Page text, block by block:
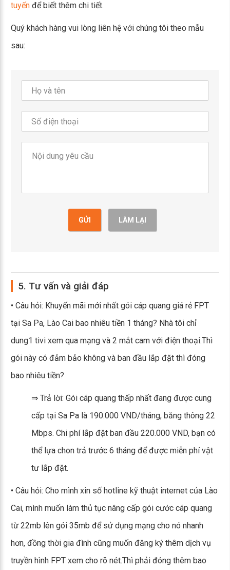
tuyến để biết thêm chi tiết.
Quý khách hàng vui lòng liên hệ với chúng tôi theo mẫu
sau:
GỬI LÀM LẠI
5. Tư vấn và giải đáp
• Câu hỏi: Khuyến mãi mới nhất gói cáp quang giá rẻ FPT
tại Sa Pa, Lào Cai bao nhiêu tiền 1 tháng? Nhà tôi chỉ
dung1 tivi xem qua mạng và 2 mắt cam với điện thoại.Thì
gói này có đảm bảo không và ban đầu lắp đặt thì đóng
bao nhiêu tiền?
⇒ Trả lời: Gói cáp quang thấp nhất đang được cung
cấp tại Sa Pa là 190.000 VND/tháng, băng thông 22
Mbps. Chi phí lắp đặt ban đầu 220.000 VND, bạn có
thể lựa chon trả trước 6 tháng để được miễn phí vật
tư lắp đặt.
• Câu hỏi: Cho mình xin số hotline kỹ thuật internet của Lào
Cai, mình muốn làm thủ tục nâng cấp gói cước cáp quang
từ 22mb lên gói 35mb để sử dụng mạng cho nó nhanh
hơn, đồng thời gia đình cũng muốn đăng ký thêm dịch vụ
truyền hình FPT xem cho rõ nét.Thì phải đóng thêm bao